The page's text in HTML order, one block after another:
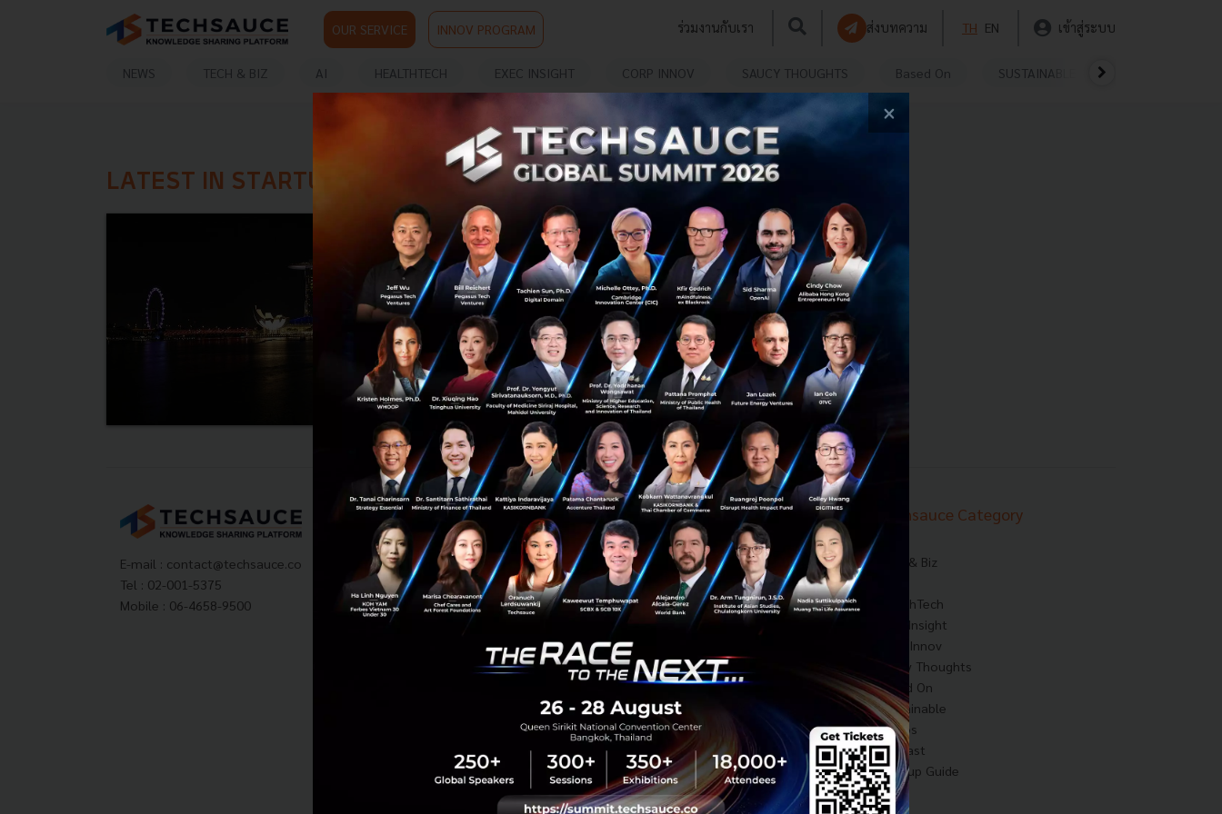
OUR SERVICE INNOV PROGRAM ร่วมงานกับเรา ส่งบทความ TH EN เข้าสู่ระบบ
NEWS TECH & BIZ AI HEALTHTECH EXEC INSIGHT CORP INNOV SAUCY THOUGHTS Based On SUSTAINABLE
LATEST IN STARTUPHUB
ถ้าคุณคิดว่าสิงคโปร์เป็นศูนย์กลางของ Startups ใน
เอเชีย ลองคิดดูอีกทีนะ
จากการสำรวจของ SparkLabs Global Ventures บริษัทที่ให้
เงินทุนกับ Startups ก่อตั้งโดย Net Jacobsson Frank
Meehan และ Bernard Moon พวกเขาบอกว่าตอนนี้เมืองที่
กำลังจะเป็นศูนย์กลาง Start...
กันยายน 3, 2015| ByTechsauce Team
0
News Startup startuphub
E-mail : contact@techsauce.co
Tel : 02-001-5375
Mobile : 06-4658-9500
Techsauce Media
About Techsauce
Techsauce Services
Privacy Policy
ส่งบทความ
Techsauce Global Summit
Trending Tags
Corporate Innovation
Digital Transformation
E-Commerce
Startup
Technology
Techsauce Category
News
Tech & Biz
HealthTech
Exec Insight
Corp Innov
Saucy Thoughts
Based On
Sustainable
Videos
Podcast
Startup Guide
×